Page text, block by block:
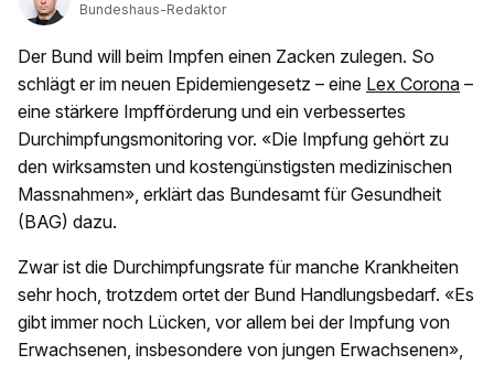
Bundeshaus-Redaktor
Der Bund will beim Impfen einen Zacken zulegen. So
schlägt er im neuen Epidemiengesetz – eine Lex Corona –
eine stärkere Impfförderung und ein verbessertes
Durchimpfungsmonitoring vor. «Die Impfung gehört zu
den wirksamsten und kostengünstigsten medizinischen
Massnahmen», erklärt das Bundesamt für Gesundheit
(BAG) dazu.
Zwar ist die Durchimpfungsrate für manche Krankheiten
sehr hoch, trotzdem ortet der Bund Handlungsbedarf. «Es
gibt immer noch Lücken, vor allem bei der Impfung von
Erwachsenen, insbesondere von jungen Erwachsenen»,